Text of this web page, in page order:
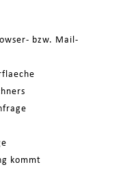
bzw. Mail-
kommt